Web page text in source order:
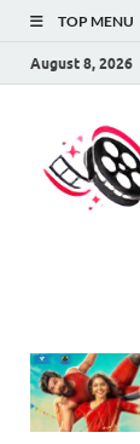
TOP MENU
August 8, 2026